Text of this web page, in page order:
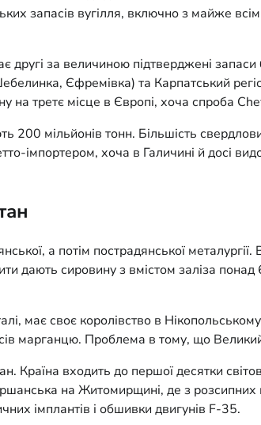
запасів вугілля, включно з майже
другі за величиною підтверджені
Єфремівка) та Карпатський
на третє місце в Європі, хоча спроба
200 мільйонів тонн. Більшість
імпортером, хоча в Галичині й досі
а потім пострадянської
дають сировину з вмістом заліза
має своє королівство в
марганцю. Проблема в тому, що
Країна входить до першої десятки
на Житомирщині, де з розсипних
імплантів і обшивки двигунів F-35.